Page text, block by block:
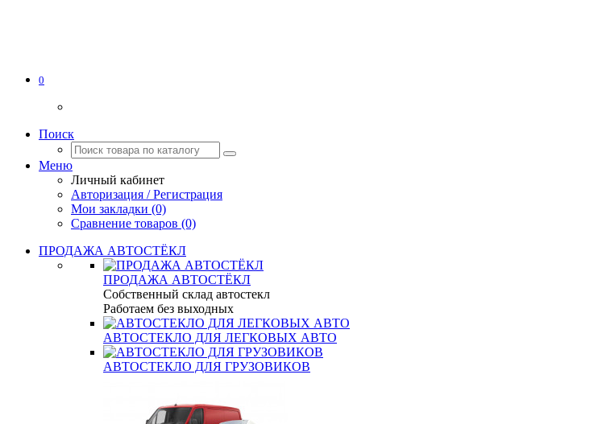
0
Поиск
Меню
Личный кабинет
Авторизация / Регистрация
Мои закладки (0)
Сравнение товаров (0)
ПРОДАЖА АВТОСТЁКЛ
ПРОДАЖА АВТОСТЁКЛ
Собственный склад автостекл
Работаем без выходных
АВТОСТЕКЛО ДЛЯ ЛЕГКОВЫХ АВТО
АВТОСТЕКЛО ДЛЯ ГРУЗОВИКОВ